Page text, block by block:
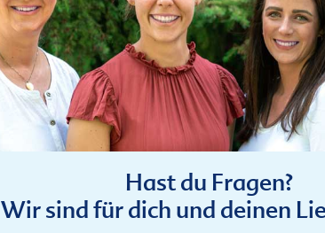
Hast du Fragen?
Wir sind für dich und deinen